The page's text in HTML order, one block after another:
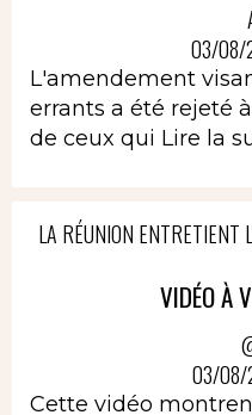
03/08/
L'amendement
errants a été rejeté
de ceux qui Lire la
LA RÉUNION ENTRETIENT
VIDÉO À
03/08/
Cette vidéo